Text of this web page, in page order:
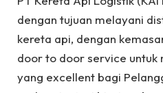
dengan tujuan melayani
kereta api, dengan
door to door service untuk
yang excellent bagi